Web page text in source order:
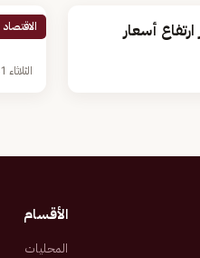
أسعار
الاقتصاد
تقرير: 4 أحياء تتصدر الصفقات العقارية خلال يوم
الثلاثاء 31 مايو 2022
الأقسام
المحليات